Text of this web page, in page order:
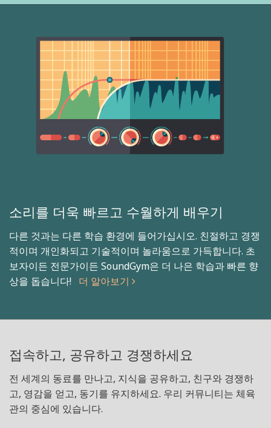
소리를 더욱 빠르고 수월하게 배우기
다른 것과는 다른 학습 환경에 들어가십시오. 친절하고 경쟁
적이며 개인화되고 기술적이며 놀라움으로 가득합니다. 초
보자이든 전문가이든 SoundGym은 더 나은 학습과 빠른 향
상을 돕습니다! 더 알아보기
접속하고, 공유하고 경쟁하세요
전 세계의 동료를 만나고, 지식을 공유하고, 친구와 경쟁하
고, 영감을 얻고, 동기를 유지하세요. 우리 커뮤니티는 체육
관의 중심에 있습니다.